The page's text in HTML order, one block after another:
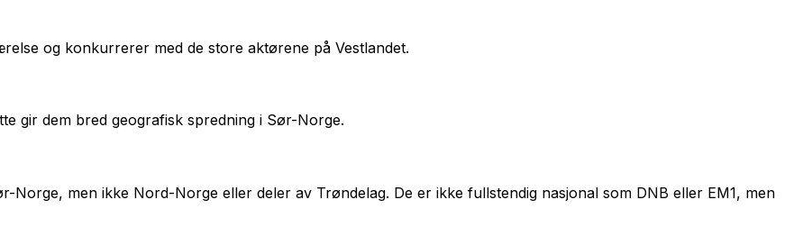
og konkurrerer med de store aktørene på Vestlandet.
gir dem bred geografisk spredning i Sør-Norge.
men ikke Nord-Norge eller deler av Trøndelag. De er ikke fullstendig nasjonal som DNB eller EM1, men